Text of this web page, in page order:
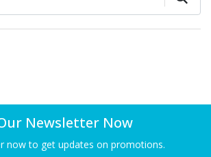
Newsletter Now
now to get updates on promotions.